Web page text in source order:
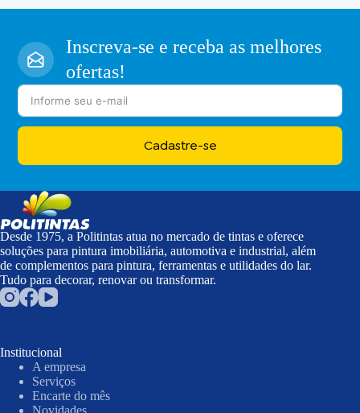
Inscreva-se e receba as melhores
ofertas!
Cadastre-se
Desde 1975, a Politintas atua no mercado de tintas e oferece
soluções para pintura imobiliária, automotiva e industrial, além
de complementos para pintura, ferramentas e utilidades do lar.
Tudo para decorar, renovar ou transformar.
Institucional
A empresa
Serviços
Encarte do mês
Novidades